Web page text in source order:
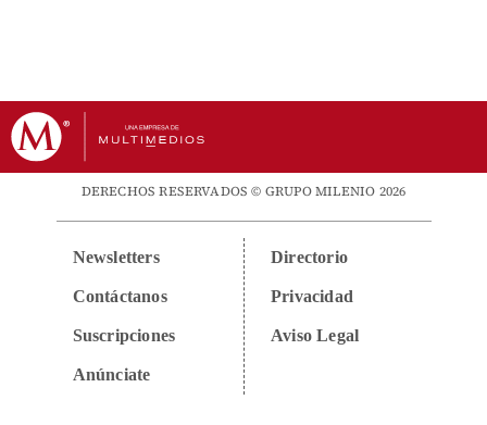
DERECHOS RESERVADOS © GRUPO MILENIO 2026
Newsletters
Contáctanos
Suscripciones
Anúnciate
Directorio
Privacidad
Aviso Legal